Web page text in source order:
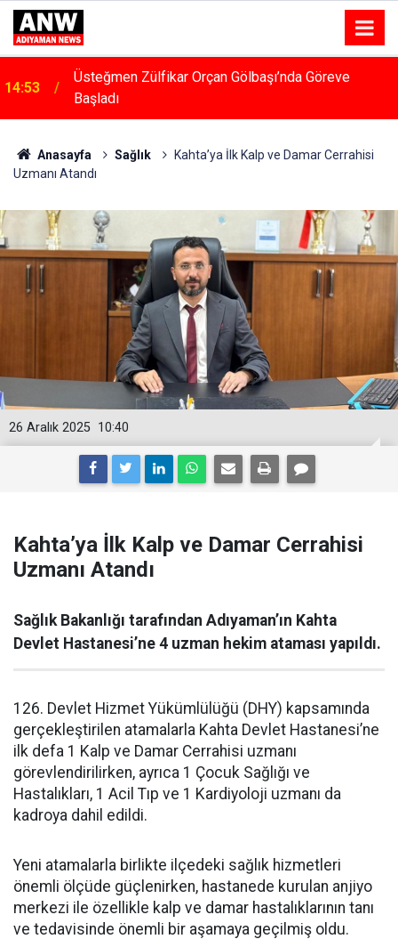
14:53
Üsteğmen Zülfikar Orçan Gölbaşı’nda Göreve
Başladı
14:48 Menfeze Çarpan Araç Sürücüsü Yaralandı
Anasayfa Sağlık
Kahta’ya İlk Kalp ve Damar Cerrahisi
Uzmanı Atandı
10:40
26 Aralık 2025
Kahta’ya İlk Kalp ve Damar Cerrahisi
Uzmanı Atandı
Sağlık Bakanlığı tarafından Adıyaman’ın Kahta
Devlet Hastanesi’ne 4 uzman hekim ataması yapıldı.
126. Devlet Hizmet Yükümlülüğü (DHY) kapsamında
gerçekleştirilen atamalarla Kahta Devlet Hastanesi’ne
ilk defa 1 Kalp ve Damar Cerrahisi uzmanı
görevlendirilirken, ayrıca 1 Çocuk Sağlığı ve
Hastalıkları, 1 Acil Tıp ve 1 Kardiyoloji uzmanı da
kadroya dahil edildi.
Yeni atamalarla birlikte ilçedeki sağlık hizmetleri
önemli ölçüde güçlenirken, hastanede kurulan anjiyo
merkezi ile özellikle kalp ve damar hastalıklarının tanı
ve tedavisinde önemli bir aşamaya geçilmiş oldu.